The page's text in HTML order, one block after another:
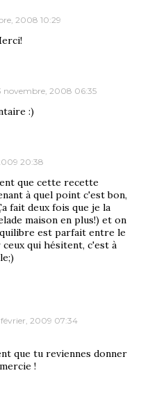
2008 10:29
novembre, 2008 06:35
:)
20:38
que cette recette
à quel point c'est bon,
fait deux fois que je la
maison en plus!) et on
est parfait entre le
qui hésitent, c'est à
février, 2009 07:34
que tu reviennes donner
!